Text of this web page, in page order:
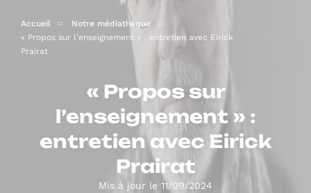
Accueil
Notre médiathèque
« Propos sur l’enseignement » : entretien avec Eirick
Prairat
« Propos sur
l’enseignement » :
entretien avec Eirick
Prairat
Mis à jour le 11/09/2024